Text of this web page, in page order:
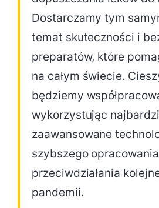
Dostarczamy tym
temat skuteczności i
preparatów, które
na całym świecie.
będziemy
wykorzystując
zaawansowane
szybszego
przeciwdziałania
pandemii.